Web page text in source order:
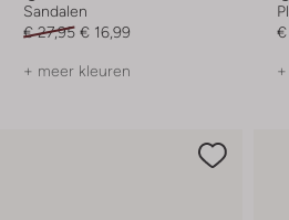
Sandalen
€ 27,95 € 16,99
+ meer kleuren
€